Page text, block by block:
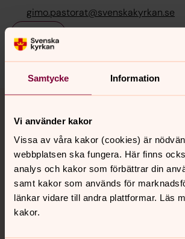
Samtycke Information
Vi använder kakor
Vissa av våra kakor (cookies) är
webbplatsen ska fungera. Här finns
analys och kakor som förbättrar din
samt kakor som används för
länkar vidare till andra plattformar. Läs
kakor.
gimo.pastorat@svenskakyrkan.se
Tillbaka till toppen
Tillbaka till innehållet
Kontakt
Kalender